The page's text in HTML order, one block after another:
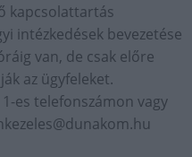
kapcsolattartás
intézkedések bevezetése
van, de csak előre
az ügyfeleket.
es telefonszámon vagy